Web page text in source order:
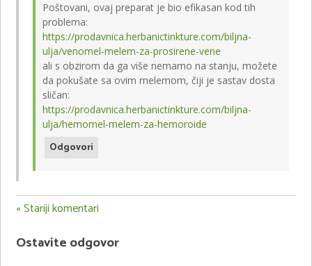
Poštovani, ovaj preparat je bio efikasan kod tih
problema:
https://prodavnica.herbanictinkture.com/biljna-
ulja/venomel-melem-za-prosirene-vene
ali s obzirom da ga više nemamo na stanju, možete
da pokušate sa ovim melemom, čiji je sastav dosta
sličan:
https://prodavnica.herbanictinkture.com/biljna-
ulja/hemomel-melem-za-hemoroide
Odgovori
« Stariji komentari
Ostavite odgovor